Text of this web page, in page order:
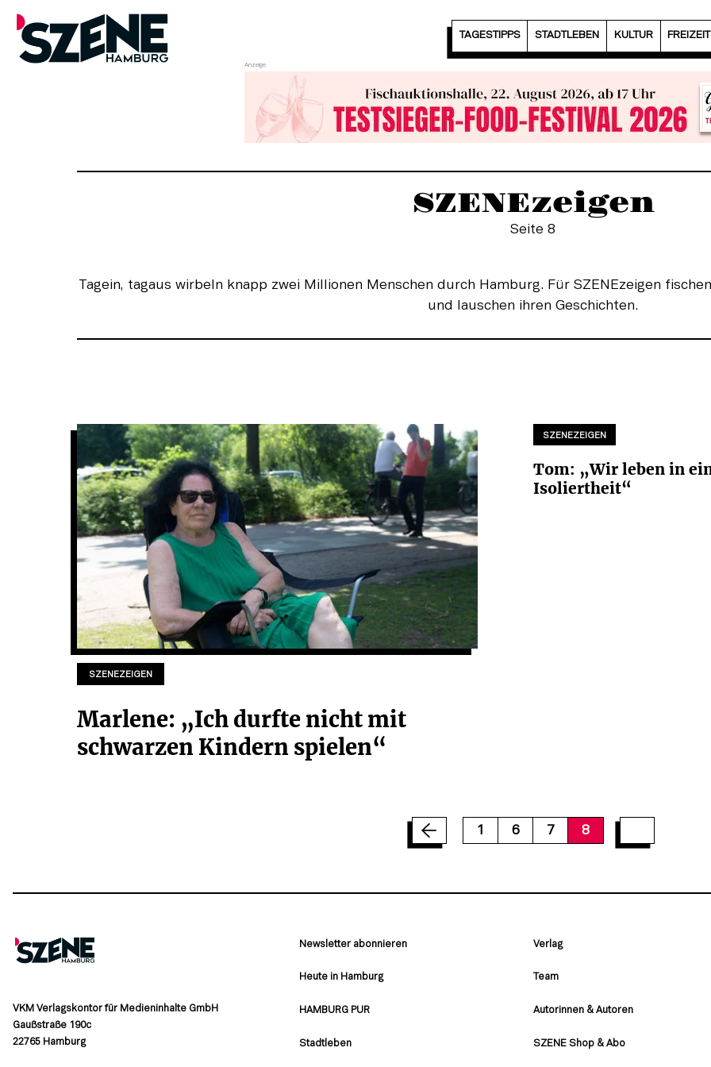
Zum
TAGESTIPPS STADTLEBEN KULTUR
SZENEzeigen
Seite 8
Tagein, tagaus wirbeln knapp zwei Millionen Menschen durch Hamburg. Für SZENEzeigen
und lauschen ihren Geschichten.
SZENEZEIGEN
Marlene: „Ich durfte nicht mit
schwarzen Kindern spielen“
SZENEZEIGEN
Tom: „Wir leben in
Isoliertheit“
1 6 7 8
VKM Verlagskontor für Medieninhalte GmbH
Gaußstraße 190c
22765 Hamburg
Newsletter abonnieren
Heute in Hamburg
HAMBURG PUR
Stadtleben
Verlag
Team
Autorinnen & Autoren
SZENE Shop & Abo